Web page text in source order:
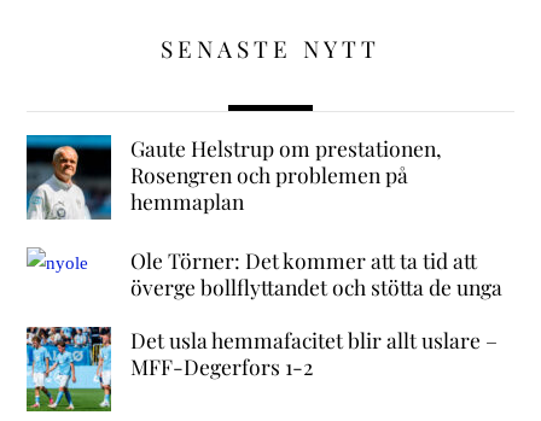
SENASTE NYTT
Gaute Helstrup om prestationen,
Rosengren och problemen på
hemmaplan
Ole Törner: Det kommer att ta tid att
överge bollflyttandet och stötta de unga
Det usla hemmafacitet blir allt uslare –
MFF-Degerfors 1-2